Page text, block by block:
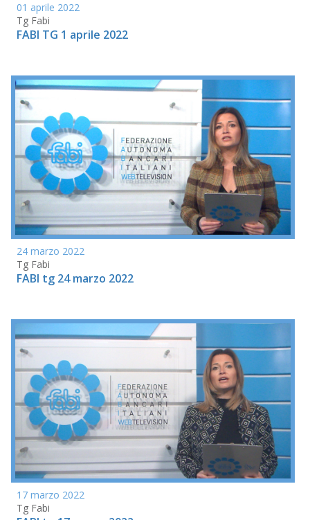
01 aprile 2022
Tg Fabi
FABI TG 1 aprile 2022
24 marzo 2022
Tg Fabi
FABI tg 24 marzo 2022
17 marzo 2022
Tg Fabi